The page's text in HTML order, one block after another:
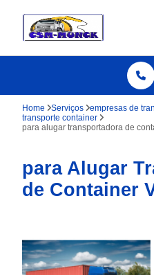
Home Serviços
empresas de
transporte container
para alugar transportadora de
para Alugar
de Container